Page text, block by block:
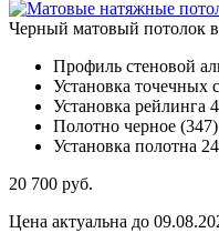
Черный матовый потолок
Профиль стеновой
Установка точечных
Установка рейлинга
Полотно черное
Установка полотна
20 700 руб.
Цена актуальна до